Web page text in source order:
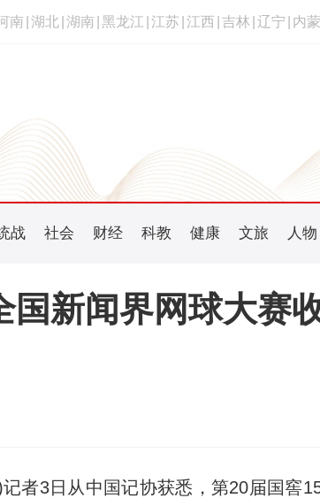
南 湖北 湖南 黑龙江 江苏 江西 吉林 辽宁 内
战 社会 财经 科教 健康 文旅 人物
国新闻界网球大赛
3日从中国记协获悉，第20届国窖